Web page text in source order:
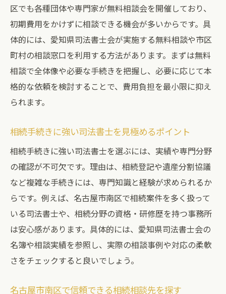
区でも各種団体や専門家が無料相談会を開催しており、
初期費用をかけずに相談できる機会が多いからです。具
体的には、愛知県司法書士会が実施する無料相談や市区
町村の相談窓口を利用する方法があります。まずは無料
相談で全体像や必要な手続きを把握し、必要に応じて本
格的な依頼を検討することで、費用負担を最小限に抑え
られます。
相続手続きに強い司法書士を見極めるポイント
相続手続きに強い司法書士を選ぶには、実績や専門分野
の確認が不可欠です。理由は、相続登記や遺産分割協議
など複雑な手続きには、専門知識と経験が求められるか
らです。例えば、名古屋市南区で相続案件を多く扱って
いる司法書士や、相続分野の資格・研修歴を持つ事務所
は安心感があります。具体的には、愛知県司法書士会の
名簿や相談実績を参照し、実際の相談事例や対応の柔軟
さをチェックすると良いでしょう。
名古屋市南区で信頼できる相続相談先を探す